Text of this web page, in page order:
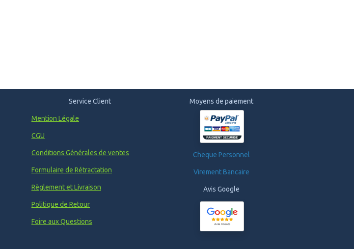
Service Client
Mention Légale
CGU
Conditions Générales de ventes
Formulaire de Rétractation
Règlement et Livraison
Politique de Retour
Foire aux Questions
Moyens de paiement
Cheque Personnel
Virement Bancaire
Avis Google